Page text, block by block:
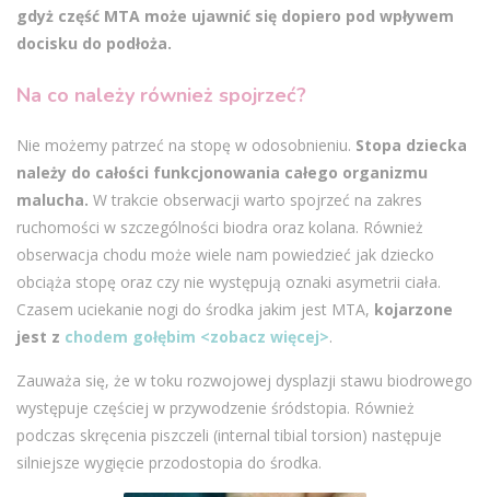
gdyż część MTA może ujawnić się dopiero pod wpływem
docisku do podłoża.
Na co należy również spojrzeć?
Nie możemy patrzeć na stopę w odosobnieniu. Stopa dziecka
należy do całości funkcjonowania całego organizmu
malucha. W trakcie obserwacji warto spojrzeć na zakres
ruchomości w szczególności biodra oraz kolana. Również
obserwacja chodu może wiele nam powiedzieć jak dziecko
obciąża stopę oraz czy nie występują oznaki asymetrii ciała.
Czasem uciekanie nogi do środka jakim jest MTA, kojarzone
jest z chodem gołębim <zobacz więcej>.
Zauważa się, że w toku rozwojowej dysplazji stawu biodrowego
występuje częściej w przywodzenie śródstopia. Również
podczas skręcenia piszczeli (internal tibial torsion) następuje
silniejsze wygięcie przodostopia do środka.